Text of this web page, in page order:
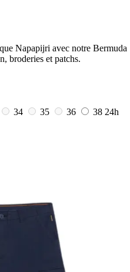
Napapijri avec notre Bermuda
broderies et patchs.
34 35 36 38 24h